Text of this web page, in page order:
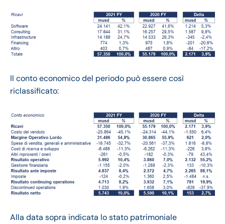
Il conto economico del periodo può essere così
riclassificato:
Alla data sopra indicata lo stato patrimoniale